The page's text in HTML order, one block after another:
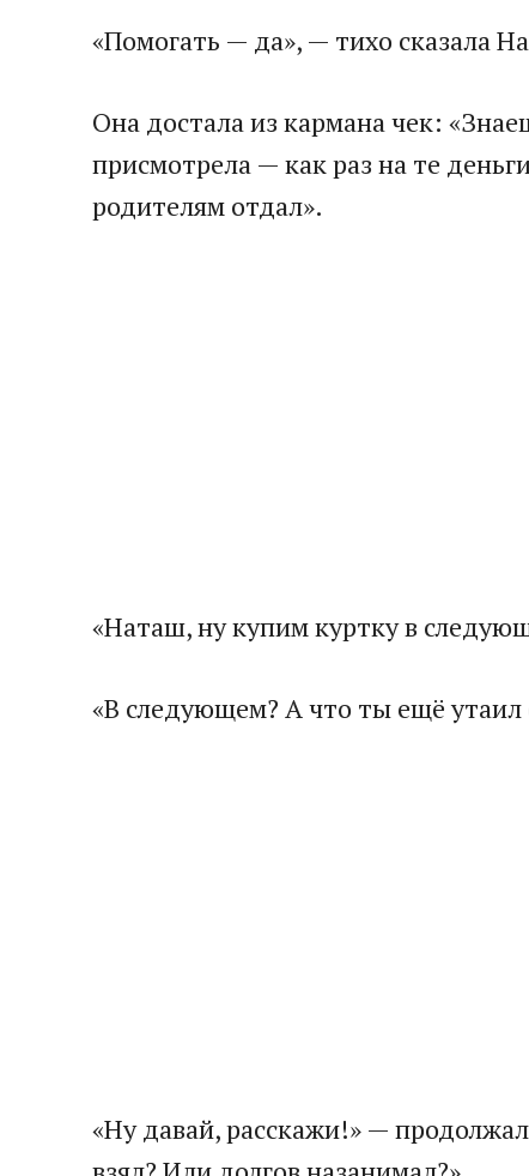
«Помогать — да», — тихо сказала
Она достала из кармана чек:
присмотрела — как раз на те
родителям отдал».
«Наташ, ну купим куртку в
«В следующем? А что ты ещё
«Ну давай, расскажи!» —